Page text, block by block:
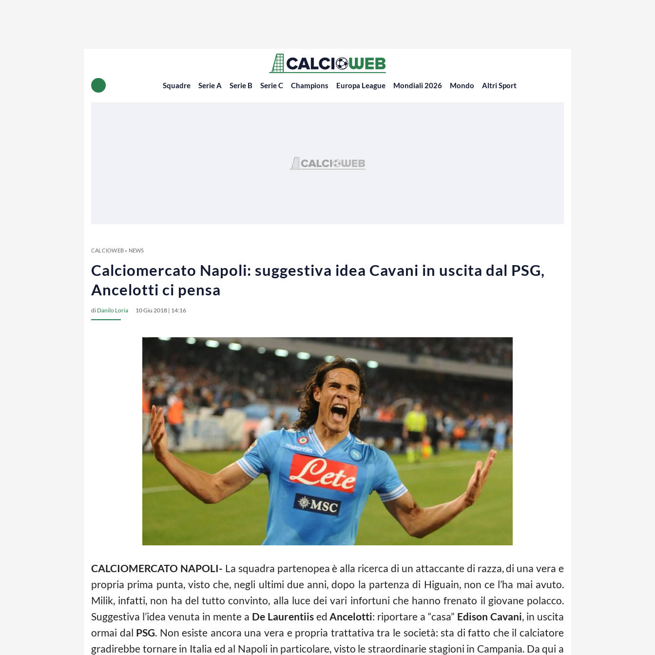
Squadre Serie A Serie B Serie C Champions Europa League Mondiali 2026 Mondo Altri Sport
CALCIOWEB» NEWS
Calciomercato Napoli: suggestiva idea Cavani in uscita dal PSG,
Ancelotti ci pensa
di Danilo Loria 10 Giu 2018 | 14:16
CALCIOMERCATO NAPOLI- La squadra partenopea è alla ricerca di un attaccante di razza, di una vera e
propria prima punta, visto che, negli ultimi due anni, dopo la partenza di Higuain, non ce l’ha mai avuto.
Milik, infatti, non ha del tutto convinto, alla luce dei vari infortuni che hanno frenato il giovane polacco.
Suggestiva l’idea venuta in mente a De LaurentiisedAncelotti: riportare a “casa” Edison Cavani, in uscita
ormai dal PSG. Non esiste ancora una vera e propria trattativa tra le società: sta di fatto che il calciatore
gradirebbe tornare in Italia ed al Napoli in particolare, visto le straordinarie stagioni in Campania. Da qui a